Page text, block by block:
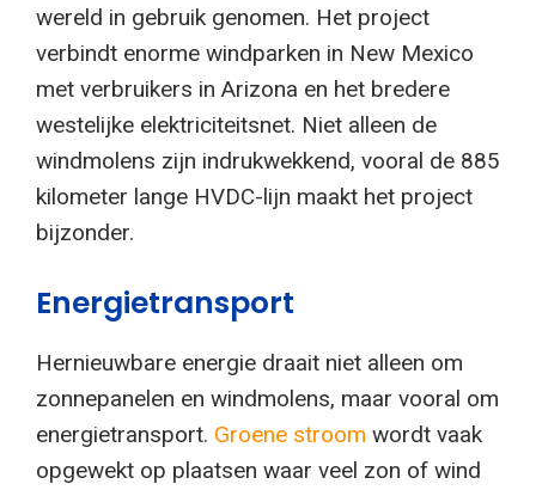
wereld in gebruik genomen. Het project
verbindt enorme windparken in New Mexico
met verbruikers in Arizona en het bredere
westelijke elektriciteitsnet. Niet alleen de
windmolens zijn indrukwekkend, vooral de 885
kilometer lange HVDC-lijn maakt het project
bijzonder.
Energietransport
Hernieuwbare energie draait niet alleen om
zonnepanelen en windmolens, maar vooral om
energietransport. Groene stroom wordt vaak
opgewekt op plaatsen waar veel zon of wind